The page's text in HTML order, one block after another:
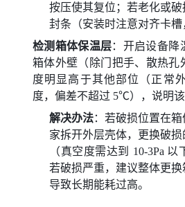
按压使其复位；若老化或破
封条（安装时注意对齐卡槽
检测箱体保温层：开启设备降
箱体外壁（除门把手、散热孔
度明显高于其他部位（正常
度，偏差不超过 5℃），说明该
解决办法：若破损位置在
家拆开外层壳体，更换破
（真空度需达到 10-3Pa 以
若破损严重，建议整体更
导致长期能耗过高。